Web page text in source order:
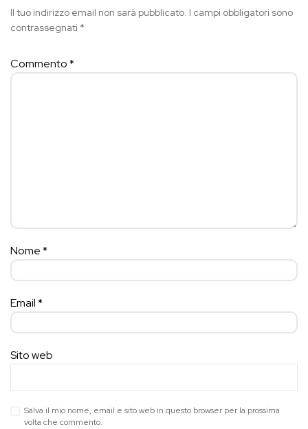
Il tuo indirizzo email non sarà pubblicato. I campi obbligatori sono
contrassegnati *
Commento*
Nome*
Email*
Sito web
Salva il mio nome, email e sito web in questo browser per la prossima
volta che commento.